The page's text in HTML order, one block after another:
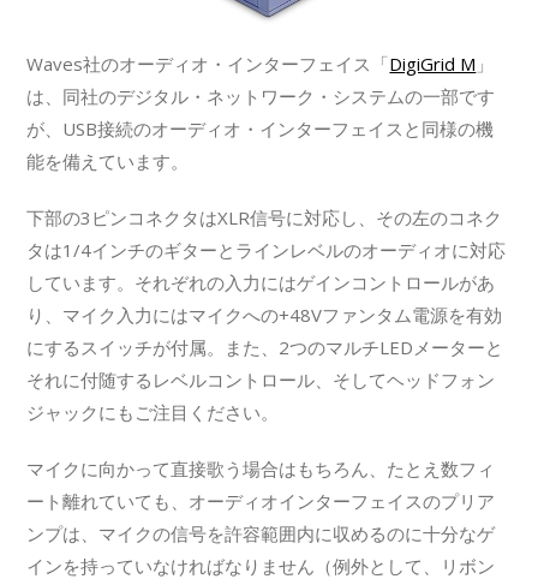
Waves社のオーディオ・インターフェイス「DigiGrid M 」
は、同社のデジタル・ネットワーク・システムの一部です
が、USB接続のオーディオ・インターフェイスと同様の機
能を備えています。
下部の3ピンコネクタはXLR信号に対応し、その左のコネク
タは1/4インチのギターとラインレベルのオーディオに対応
しています。それぞれの入力にはゲインコントロールがあ
り、マイク入力にはマイクへの+48Vファンタム電源を有効
にするスイッチが付属。また、2つのマルチLEDメーターと
それに付随するレベルコントロール、そしてヘッドフォン
ジャックにもご注目ください。
マイクに向かって直接歌う場合はもちろん、たとえ数フィ
ート離れていても、オーディオインターフェイスのプリア
ンプは、マイクの信号を許容範囲内に収めるのに十分なゲ
インを持っていなければなりません（例外として、リボン